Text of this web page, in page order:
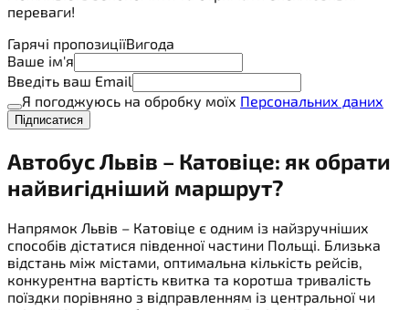
переваги!
Гарячі пропозиціїВигода
Ваше ім'я
Введіть ваш Email
Я погоджуюсь на обробку моїх Персональних даних
Підписатися
Автобус Львів – Катовіце: як обрати
найвигідніший маршрут?
Напрямок Львів – Катовіце є одним із найзручніших
способів дістатися південної частини Польщі. Близька
відстань між містами, оптимальна кількість рейсів,
конкурентна вартість квитка та коротша тривалість
поїздки порівняно з відправленням із центральної чи